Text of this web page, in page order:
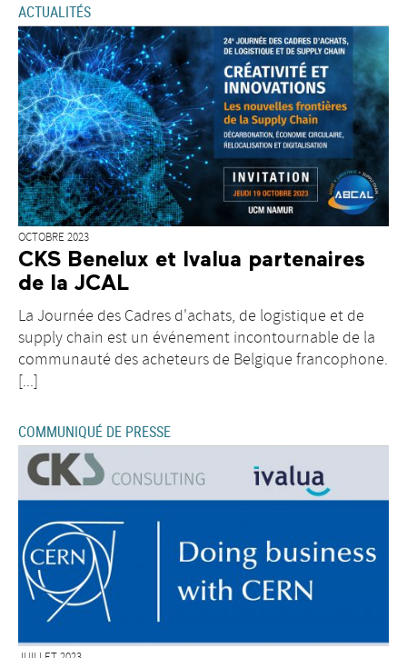
ACTUALITÉS
OCTOBRE 2023
CKS Benelux et Ivalua partenaires
de la JCAL
La Journée des Cadres d'achats, de logistique et de
supply chain est un événement incontournable de la
communauté des acheteurs de Belgique francophone.
[...]
COMMUNIQUÉ DE PRESSE